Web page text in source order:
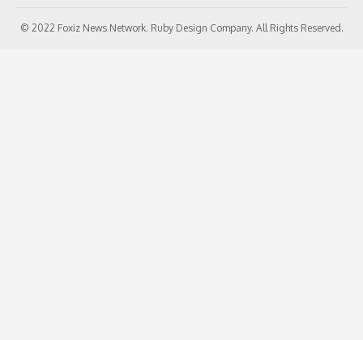
© 2022 Foxiz News Network. Ruby Design Company. All Rights Reserved.